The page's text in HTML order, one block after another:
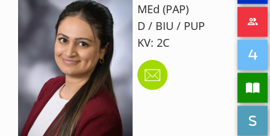
MEd (PAP)
D / BIU / PUP
KV: 2C